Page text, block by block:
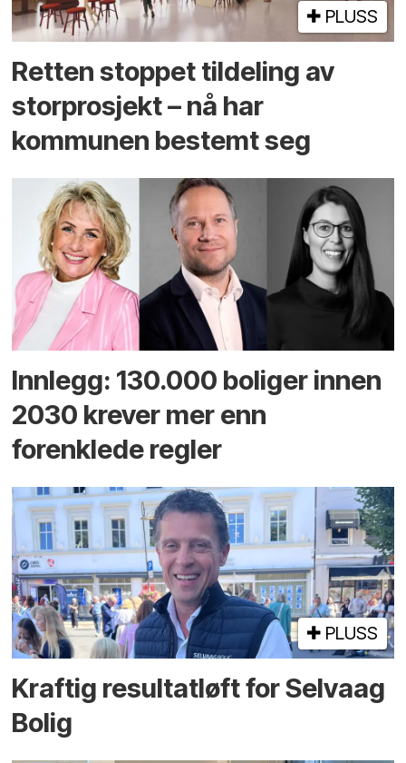
PLUSS
Retten stoppet tildeling av
storprosjekt – nå har
kommunen bestemt seg
Innlegg: 130.000 boliger innen
2030 krever mer enn
forenklede regler
PLUSS
Kraftig resultatløft for Selvaag
Bolig